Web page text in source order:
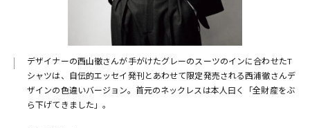
デザイナーの西山徹さんが手がけたグレーのスーツのインに合わせたT
シャツは、自伝的エッセイ発刊とあわせて限定発売される西浦徹さんデ
ザインの色違いバージョン。首元のネックレスは本人曰く「全財産をぶ
ら下げてきました」。